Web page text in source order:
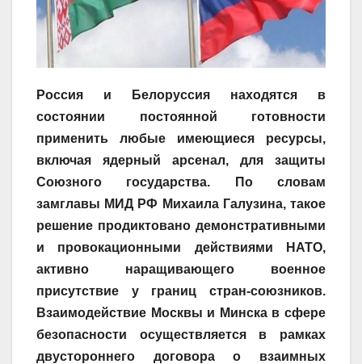
Россия и Белоруссия находятся в
состоянии постоянной готовности
применить любые имеющиеся ресурсы,
включая ядерный арсенал, для защиты
Союзного государства. По словам
замглавы МИД РФ Михаила Галузина, такое
решение продиктовано демонстративными
и провокационными действиями НАТО,
активно наращивающего военное
присутствие у границ стран-союзников.
Взаимодействие Москвы и Минска в сфере
безопасности осуществляется в рамках
двустороннего договора о взаимных